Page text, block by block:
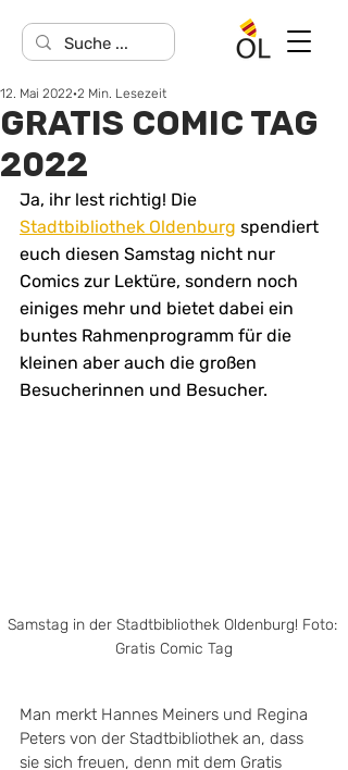
GRATIS COMIC TAG
2022
12. Mai 2022 2 Min. Lesezeit
Ja, ihr lest richtig! Die
Stadtbibliothek Oldenburg spendiert
euch diesen Samstag nicht nur
Comics zur Lektüre, sondern noch
einiges mehr und bietet dabei ein
buntes Rahmenprogramm für die
kleinen aber auch die großen
Besucherinnen und Besucher.
Samstag in der Stadtbibliothek Oldenburg! Foto:
Gratis Comic Tag
Man merkt Hannes Meiners und Regina
Peters von der Stadtbibliothek an, dass
sie sich freuen, denn mit dem Gratis